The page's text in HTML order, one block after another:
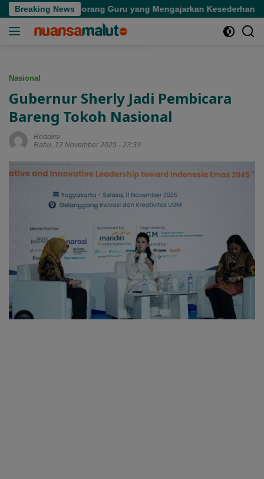
Langsung
ke
Breaking News
Seorang Guru yang Mengajarkan Kesederhanaan
Nasional
Gubernur Sherly Jadi Pembicara
Bareng Tokoh Nasional
Redaksi
Rabu, 12 November 2025 - 23:33